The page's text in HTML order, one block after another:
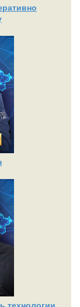
технологии